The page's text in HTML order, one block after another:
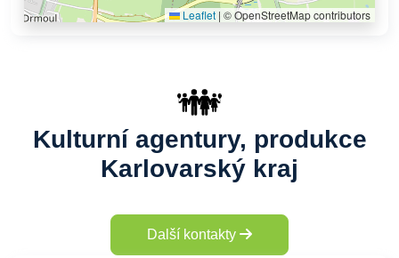
Leaflet | © OpenStreetMap contributors
Kulturní agentury, produkce
Karlovarský kraj
Další kontakty